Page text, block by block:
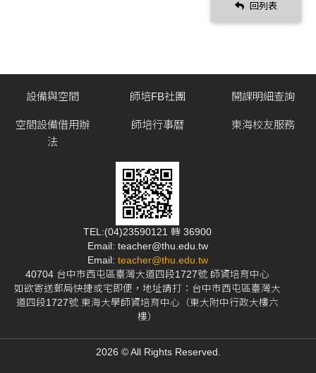
回列表
設備與空間
空間設備借用辦
法
師培FB社團
師培行事曆
開課明細查詢
東海校友服務
TEL:(04)23590121 轉 36900
Email: teacher@thu.edu.tw
Email: teacher@thu.edu.tw
40704 台中市西屯區臺灣大道四段1727號 師資培育中心
如欲寄送郵局快捷或宅即便，地址請打：台中市西屯區臺灣大
道四段1727號 東海大學師資培育中心（東大附中行政大樓六
樓）
2026 © All Rights Reserved.